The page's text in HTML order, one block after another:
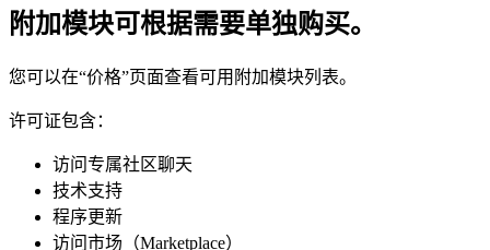
附加模块可根据需要单独购买。
您可以在“价格”页面查看可用附加模块列表。
许可证包含：
访问专属社区聊天
技术支持
程序更新
访问市场（Marketplace）